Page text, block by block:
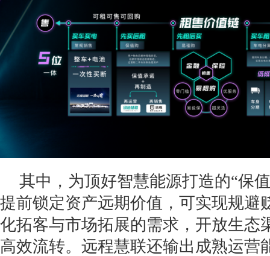
其中，为顶好智慧能源打造的“保
提前锁定资产远期价值，可实现规避
化拓客与市场拓展的需求，开放生态
高效流转。远程慧联还输出成熟运营